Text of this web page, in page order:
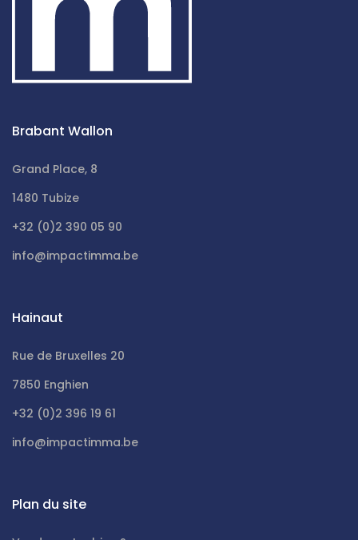
Brabant Wallon
Grand Place, 8
1480 Tubize
+32 (0)2 390 05 90
info@impactimma.be
Hainaut
Rue de Bruxelles 20
7850 Enghien
+32 (0)2 396 19 61
info@impactimma.be
Plan du site